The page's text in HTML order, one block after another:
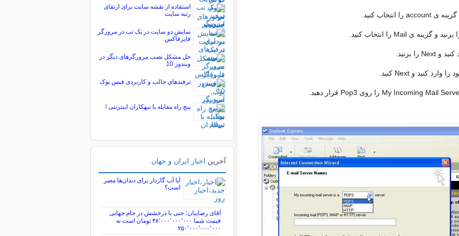
استقاده از نقشه سایت برای ارتقای
رتبه سایت
نمایش دو سایت در یک تب در مرورگر
فایرفاکس
حل مشکل نصب مرورگرهای دیگر در
ویندوز 10
ترفندهای جالب و کاربردی فیس بوک
پنج راه مقابله با تبهكاران اينترنتى !
آخرین اخبار ایران و جهان
آیا آب گازدار برای دندان‌ها مضر
است؟
آقای رضاییان؛ حتی با درخشش در جام جهانی
قیمت شما ۴۸٬۰۰۰٬۰۰۰٬۰۰۰ تومان است نه
۲۵۰٬۰۰۰٬۰۰۰٬۰۰۰